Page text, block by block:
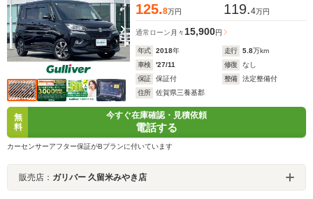
125.8万円 119.4万円
通常ローン 月々 15,900円
年式 2018年 走行 5.8万km
車検
'27/11 修復
なし
保証
保証付 整備
法定整備付
住所
佐賀県三養基郡
無
料
今すぐ在庫確認・見積依頼
電話する
カーセンサーアフター保証がBプランに付いています
販売店： ガリバー 久留米みやき店